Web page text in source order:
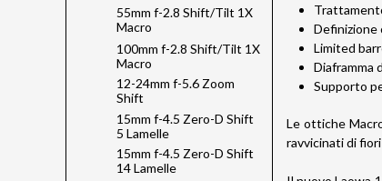
Definizione
Limited
Diaframma
Supporto
Le ottiche
ravvicinati di
55mm f-2.8 Shift/Tilt 1X
Macro
100mm f-2.8 Shift/Tilt 1X
Macro
12-24mm f-5.6 Zoom
Shift
15mm f-4.5 Zero-D Shift
5 Lamelle
15mm f-4.5 Zero-D Shift
14 Lamelle